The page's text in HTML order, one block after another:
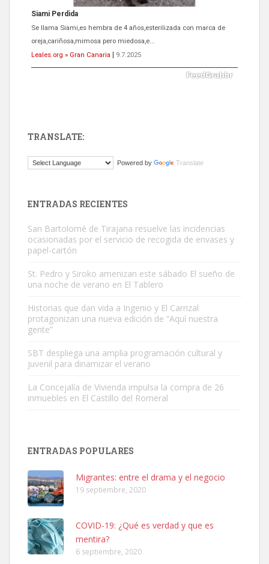
ADOPCIÓN URGENTE GATA TEROR GRAN CANARIA
El ayuntamiento se va a llevar a Los Gatos callejeros de la zona los
próximos días, ella incluida...
Leales.org » Gran Canaria
9.7.2025
Este gato macho ha aparecido en la calle hace menos de un mes,
Busco adopción responsable para mi perra. Pastor alemán,
hembra, 4 años. Por motivos personales ...
Leales.org » Gran Canaria
Leales.org » Gran Canaria
TRANSLATE:
Powered by Translate
ENTRADAS RECIENTES
San Bartolomé de Tirajana resuelve las incidencias
ocasionadas por el servicio de recogida de envases y
papel-cartón
St. Pedro y Siroko amenizan este sábado El sueño de
una noche de verano en El Tablero
Historias que dan vida a Ingenio y El Carrizal
protagonizan una nueva edición de “Aquí nuestra
gente”
SBT despliega una amplia programación cultural y
juvenil para dinamizar el verano
La Concejalía de Vivienda impulsa la compra de 26
inmuebles en El Castillo del Romeral
ENTRADAS POPULARES
Migrantes: entre el drama y el negocio
19 septiembre, 2020
COVID-19: ¿Qué es verdad y que es
mentira?
6 septiembre, 2020